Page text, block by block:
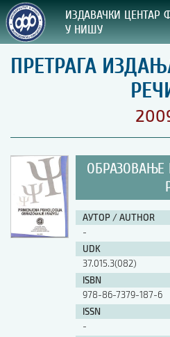
ИЗДАВАЧКИ ЦЕНТАР
У НИШУ
СВА НАША
ВРСТА ИЗДАЊА:
УПУТСТВА
Правилник о издавачкој
Упутство ауторима
Упутство уредницима
Изјава о ауторству
Изјава о лектури
Изјава о коришћењу
Упутство за бирање лиценце
ПРЕТРАГА
ОБРАЗОВАЊЕ
АУТОР / AUTHOR
-
UDK
37.015.3(082)
ISBN
978-86-7379-187-6
ISSN
-